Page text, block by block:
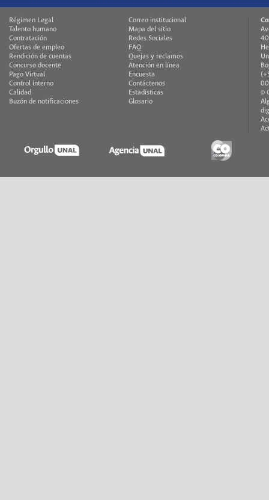
Régimen Legal
Talento humano
Contratación
Ofertas de empleo
Rendición de cuentas
Concurso docente
Pago Virtual
Control interno
Calidad
Buzón de notificaciones
Correo institucional
Mapa del sitio
Redes Sociales
FAQ
Quejas y reclamos
Atención en línea
Encuesta
Contáctenos
Estadísticas
Glosario
©